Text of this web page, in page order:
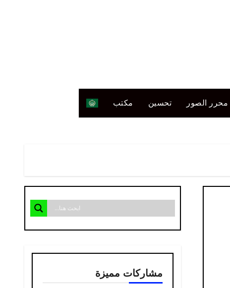
محرر الصور تحسين مكتب
مشاركات مميزة